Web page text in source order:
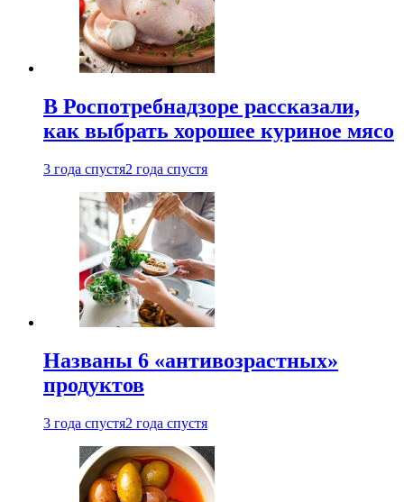
В Роспотребнадзоре рассказали,
как выбрать хорошее куриное мясо
3 года спустя2 года спустя
Названы 6 «антивозрастных»
продуктов
3 года спустя2 года спустя